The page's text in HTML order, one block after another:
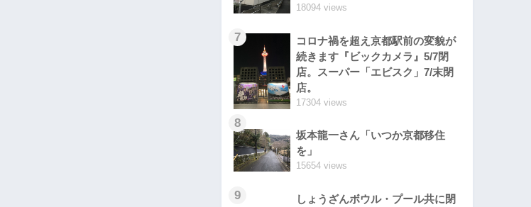
18094 views
7
コロナ禍を超え京都駅前の変貌が
続きます『ビックカメラ』5/7閉
店。スーパー「エビスク」7/末閉
店。
17304 views
8
坂本龍一さん「いつか京都移住
を」
15654 views
9
しょうざんボウル・プール共に閉